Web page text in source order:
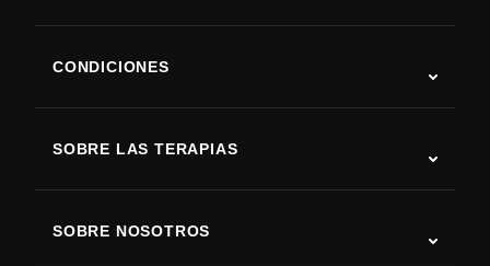
CONDICIONES
Enfermedad de Parkinson
SOBRE LAS TERAPIAS
SOBRE NOSOTROS